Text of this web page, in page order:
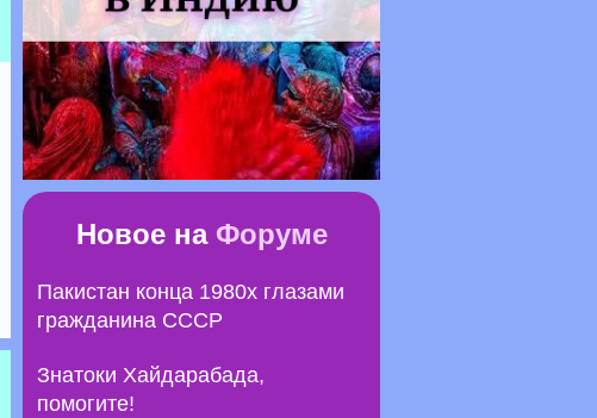
Новое на Форуме
Пакистан конца 1980х глазами
гражданина СССР
Знатоки Хайдарабада,
помогите!